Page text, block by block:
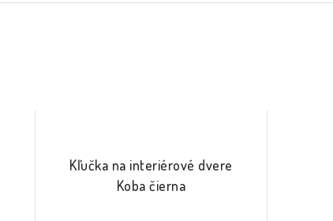
Kľučka na interiérové dvere
Koba čierna